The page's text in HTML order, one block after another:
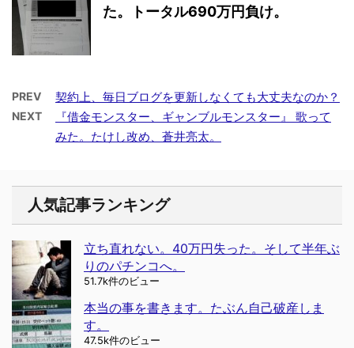
た。トータル690万円負け。
PREV 契約上、毎日ブログを更新しなくても大丈夫なのか？
NEXT
『借金モンスター、ギャンブルモンスター』 歌って
みた。たけし改め、蒼井亮太。
人気記事ランキング
立ち直れない。40万円失った。そして半年ぶ
りのパチンコへ。
51.7k件のビュー
本当の事を書きます。たぶん自己破産しま
す。
47.5k件のビュー